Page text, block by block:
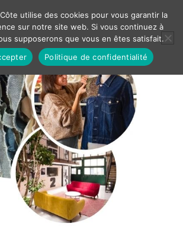
utilise des cookies pour vous garantir la
sur notre site web. Si vous continuez à
supposerons que vous en êtes satisfait.
Politique de confidentialité